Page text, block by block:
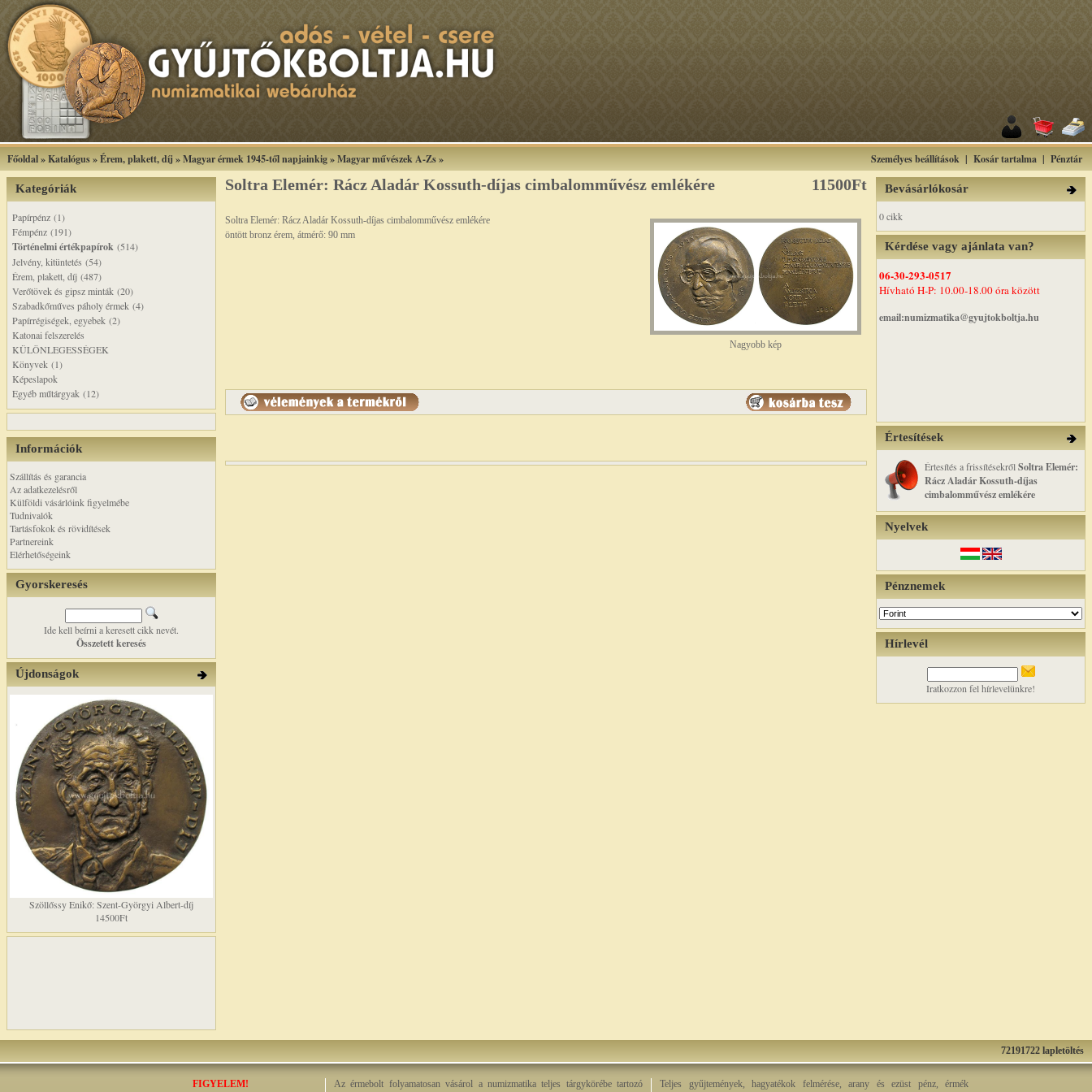
Főoldal»Katalógus»Érem, plakett, díj »Magyar érmek 1945-től napjainkig»Magyar művészek A-Zs» Személyes beállítások | Kosár tartalma | Pénztár
Kategóriák
Papírpénz (1)
Fémpénz (191)
Történelmi értékpapírok (514)
Jelvény, kitüntetés (54)
Érem, plakett, díj (487)
Verőtövek és gipsz minták (20)
Szabadkőműves páholy érmek (4)
Papírrégiségek, egyebek (2)
Katonai felszerelés
KÜLÖNLEGESSÉGEK
Könyvek (1)
Képeslapok
Egyéb műtárgyak (12)
Információk
Szállítás és garancia
Az adatkezelésről
Külföldi vásárlóink figyelmébe
Tudnivalók
Tartásfokok és rövidítések
Partnereink
Elérhetőségeink
Gyorskeresés
Ide kell beírni a keresett cikk nevét.
Összetett keresés
Újdonságok
Szöllőssy Enikő: Szent-Györgyi Albert-díj
14500Ft
Soltra Elemér: Rácz Aladár Kossuth-díjas cimbalomművész emlékére 11500Ft
Nagyobb kép
Soltra Elemér: Rácz Aladár Kossuth-díjas cimbalomművész emlékére
öntött bronz érem, átmérő: 90 mm
Bevásárlókosár
0 cikk
Kérdése vagy ajánlata van?
06-30-293-0517
Hívható H-P: 10.00-18.00 óra között
email:numizmatika@gyujtokboltja.hu
Értesítések
Értesítés a frissítésekről Soltra Elemér:
Rácz Aladár Kossuth-díjas
cimbalomművész emlékére
Nyelvek
Pénznemek
Hírlevél
Iratkozzon fel hírlevelünkre!
72191722 lapletöltés
FIGYELEM!
Az érmebolt folyamatosan vásárol a numizmatika teljes tárgykörébe tartozó
Teljes gyűjtemények, hagyatékok felmérése, arany és ezüst pénz, érmék